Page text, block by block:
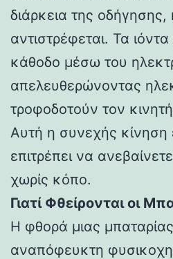
διάρκεια της οδήγησης,
αντιστρέφεται. Τα
κάθοδο μέσω του
απελευθερώνοντας
τροφοδοτούν τον
Αυτή η συνεχής κίνηση
επιτρέπει να
χωρίς κόπο.
Γιατί Φθείρονται οι
Η φθορά μιας μπαταρίας
αναπόφευκτη